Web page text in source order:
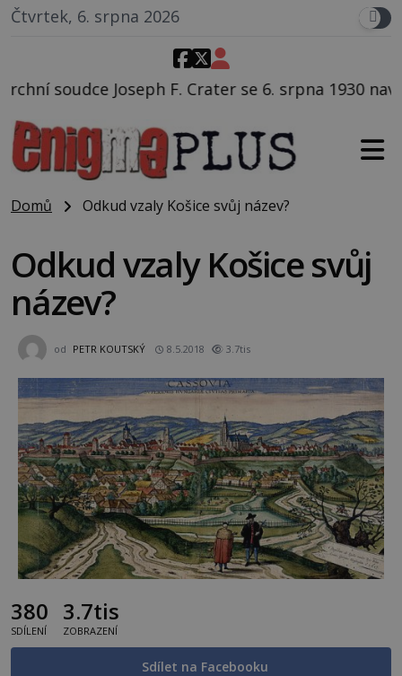
Čtvrtek, 6. srpna 2026
Crater se 6. srpna 1930 navečeří ve své
Domů Odkud vzaly Košice svůj název?
Odkud vzaly Košice svůj
název?
od PETR KOUTSKÝ 8.5.2018 3.7tis
380
SDÍLENÍ
3.7tis
ZOBRAZENÍ
Sdílet na Facebooku